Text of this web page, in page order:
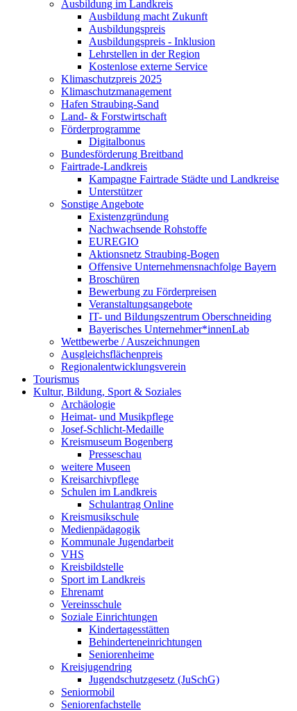
Ausbildung im Landkreis
Ausbildung macht Zukunft
Ausbildungspreis
Ausbildungspreis - Inklusion
Lehrstellen in der Region
Kostenlose externe Service
Klimaschutzpreis 2025
Klimaschutzmanagement
Hafen Straubing-Sand
Land- & Forstwirtschaft
Förderprogramme
Digitalbonus
Bundesförderung Breitband
Fairtrade-Landkreis
Kampagne Fairtrade Städte und Landkreise
Unterstützer
Sonstige Angebote
Existenzgründung
Nachwachsende Rohstoffe
EUREGIO
Aktionsnetz Straubing-Bogen
Offensive Unternehmensnachfolge Bayern
Broschüren
Bewerbung zu Förderpreisen
Veranstaltungsangebote
IT- und Bildungszentrum Oberschneiding
Bayerisches Unternehmer*innenLab
Wettbewerbe / Auszeichnungen
Ausgleichsflächenpreis
Regionalentwicklungsverein
Tourismus
Kultur, Bildung, Sport & Soziales
Archäologie
Heimat- und Musikpflege
Josef-Schlicht-Medaille
Kreismuseum Bogenberg
Presseschau
weitere Museen
Kreisarchivpflege
Schulen im Landkreis
Schulantrag Online
Kreismusikschule
Medienpädagogik
Kommunale Jugendarbeit
VHS
Kreisbildstelle
Sport im Landkreis
Ehrenamt
Vereinsschule
Soziale Einrichtungen
Kindertagesstätten
Behinderteneinrichtungen
Seniorenheime
Kreisjugendring
Jugendschutzgesetz (JuSchG)
Seniormobil
Seniorenfachstelle